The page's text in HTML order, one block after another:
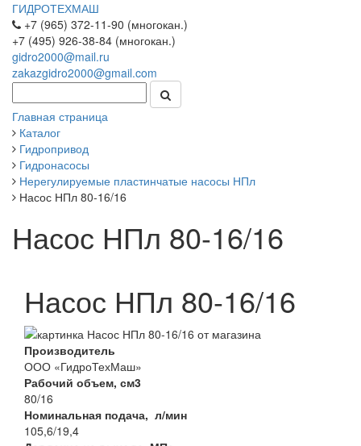
ГИДРОТЕХМАШ
+7 (965) 372-11-90 (многокан.)
+7 (495) 926-38-84 (многокан.)
gidro2000@mail.ru
zakazgidro2000@gmail.com
Главная страница
Каталог
Гидропривод
Гидронасосы
Нерегулируемые пластинчатые насосы НПл
Насос НПл 80-16/16
Насос НПл 80-16/16
Насос НПл 80-16/16
Производитель
ООО «ГидроТехМаш»
Рабочий объем, см3
80/16
Номинальная подача, л/мин
105,6/19,4